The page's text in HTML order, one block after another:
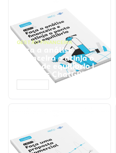
GESTÃO FINANCEIRA
Faça a análise
financeira e atinja o
ponto de equilíbrio |
Prompts ChatGPT